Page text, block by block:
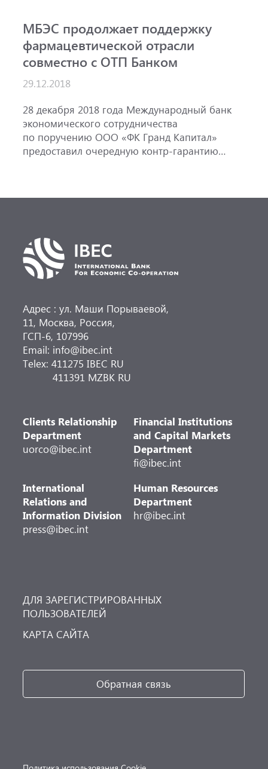
МБЭС продолжает поддержку
фармацевтической отрасли
совместно с ОТП Банком
29.12.2018
28 декабря 2018 года Международный банк
экономического сотрудничества
по поручению ООО «ФК Гранд Капитал»
предоставил очередную контр-гарантию
Адрес : ул. Маши Порываевой,
11, Москва, Россия,
ГСП-6, 107996
Email: info@ibec.int
Telex: 411275 IBEC RU
411391 MZBK RU
Clients Relationship
Department
uorco@ibec.int
Financial Institutions
and Capital Markets
Department
fi@ibec.int
International
Relations and
Information Division
press@ibec.int
Human Resources
Department
hr@ibec.int
ДЛЯ ЗАРЕГИСТРИРОВАННЫХ
ПОЛЬЗОВАТЕЛЕЙ
КАРТА САЙТА
Обратная связь